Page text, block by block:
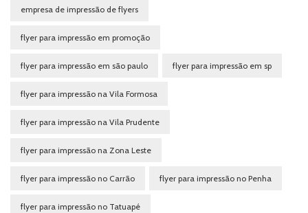
empresa de impressão de flyers
flyer para impressão em promoção
flyer para impressão em são paulo flyer para impressão em sp
flyer para impressão na Vila Formosa
flyer para impressão na Vila Prudente
flyer para impressão na Zona Leste
flyer para impressão no Carrão flyer para impressão no Penha
flyer para impressão no Tatuapé